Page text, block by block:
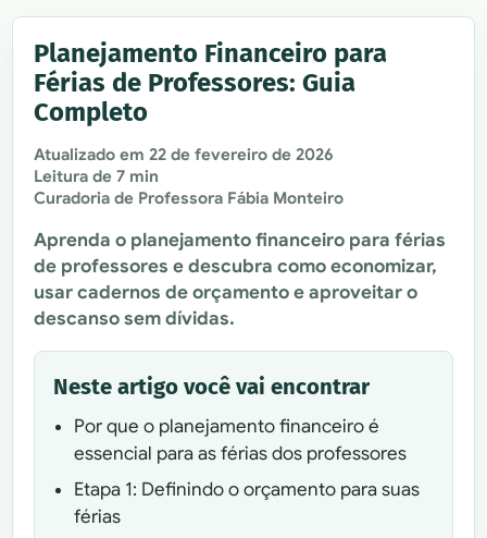
Planejamento Financeiro para
Férias de Professores: Guia
Completo
Atualizado em22 de fevereiro de 2026
Leitura de 7 min
Curadoria de Professora Fábia Monteiro
Aprenda o planejamento financeiro para férias
de professores e descubra como economizar,
usar cadernos de orçamento e aproveitar o
descanso sem dívidas.
Neste artigo você vai encontrar
Por que o planejamento financeiro é
essencial para as férias dos professores
Etapa 1: Definindo o orçamento para suas
férias